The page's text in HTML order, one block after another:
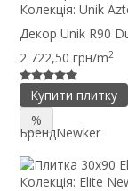
Колекція: Unik
Декор Unik R90
2 722,50 грн/m2
Купити плитку
%
БрендNewker
Колекція: Elite